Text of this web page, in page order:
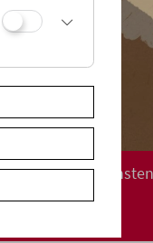
Kino für die